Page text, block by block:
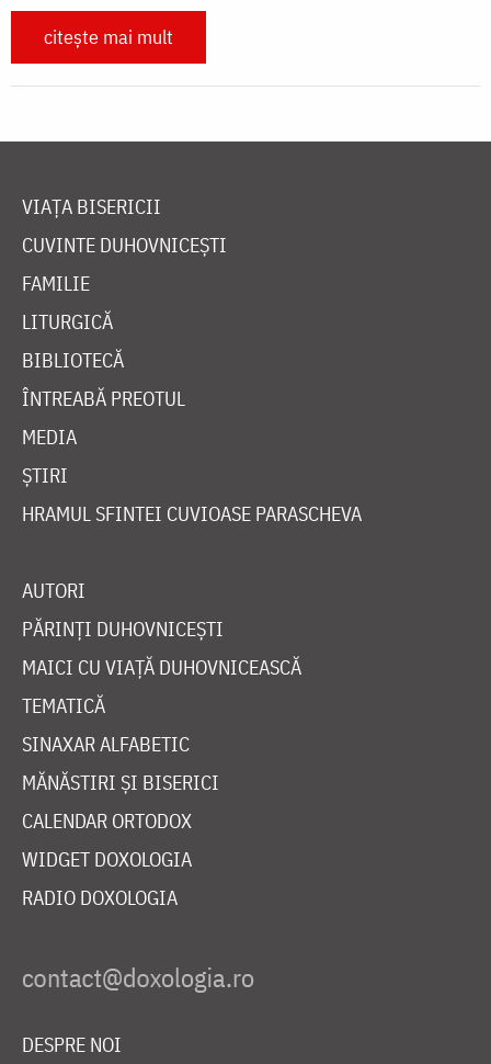
citește mai mult
VIAȚA BISERICII
CUVINTE DUHOVNICEȘTI
FAMILIE
LITURGICĂ
BIBLIOTECĂ
ÎNTREABĂ PREOTUL
MEDIA
ȘTIRI
HRAMUL SFINTEI CUVIOASE PARASCHEVA
AUTORI
PĂRINȚI DUHOVNICEȘTI
MAICI CU VIAȚĂ DUHOVNICEASCĂ
TEMATICĂ
SINAXAR ALFABETIC
MĂNĂSTIRI ȘI BISERICI
CALENDAR ORTODOX
WIDGET DOXOLOGIA
RADIO DOXOLOGIA
DESPRE NOI